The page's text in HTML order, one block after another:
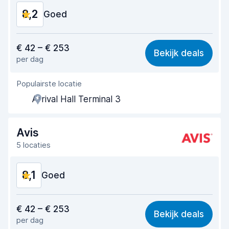
Staat van de auto
8,2 Goed
8,1
Makkelijk te vinden 8,2
Behulpzame medewerker
Snelheid ophaalproces
Snelheid inleverproces
Staat van de auto
€ 42 – € 253
per dag
Bekijk deals
Populairste locatie
Arrival Hall Terminal 3
Avis
5 locaties
8,1 Goed
8,1
Makkelijk te vinden 8,2
€ 42 – € 253
per dag
Bekijk deals